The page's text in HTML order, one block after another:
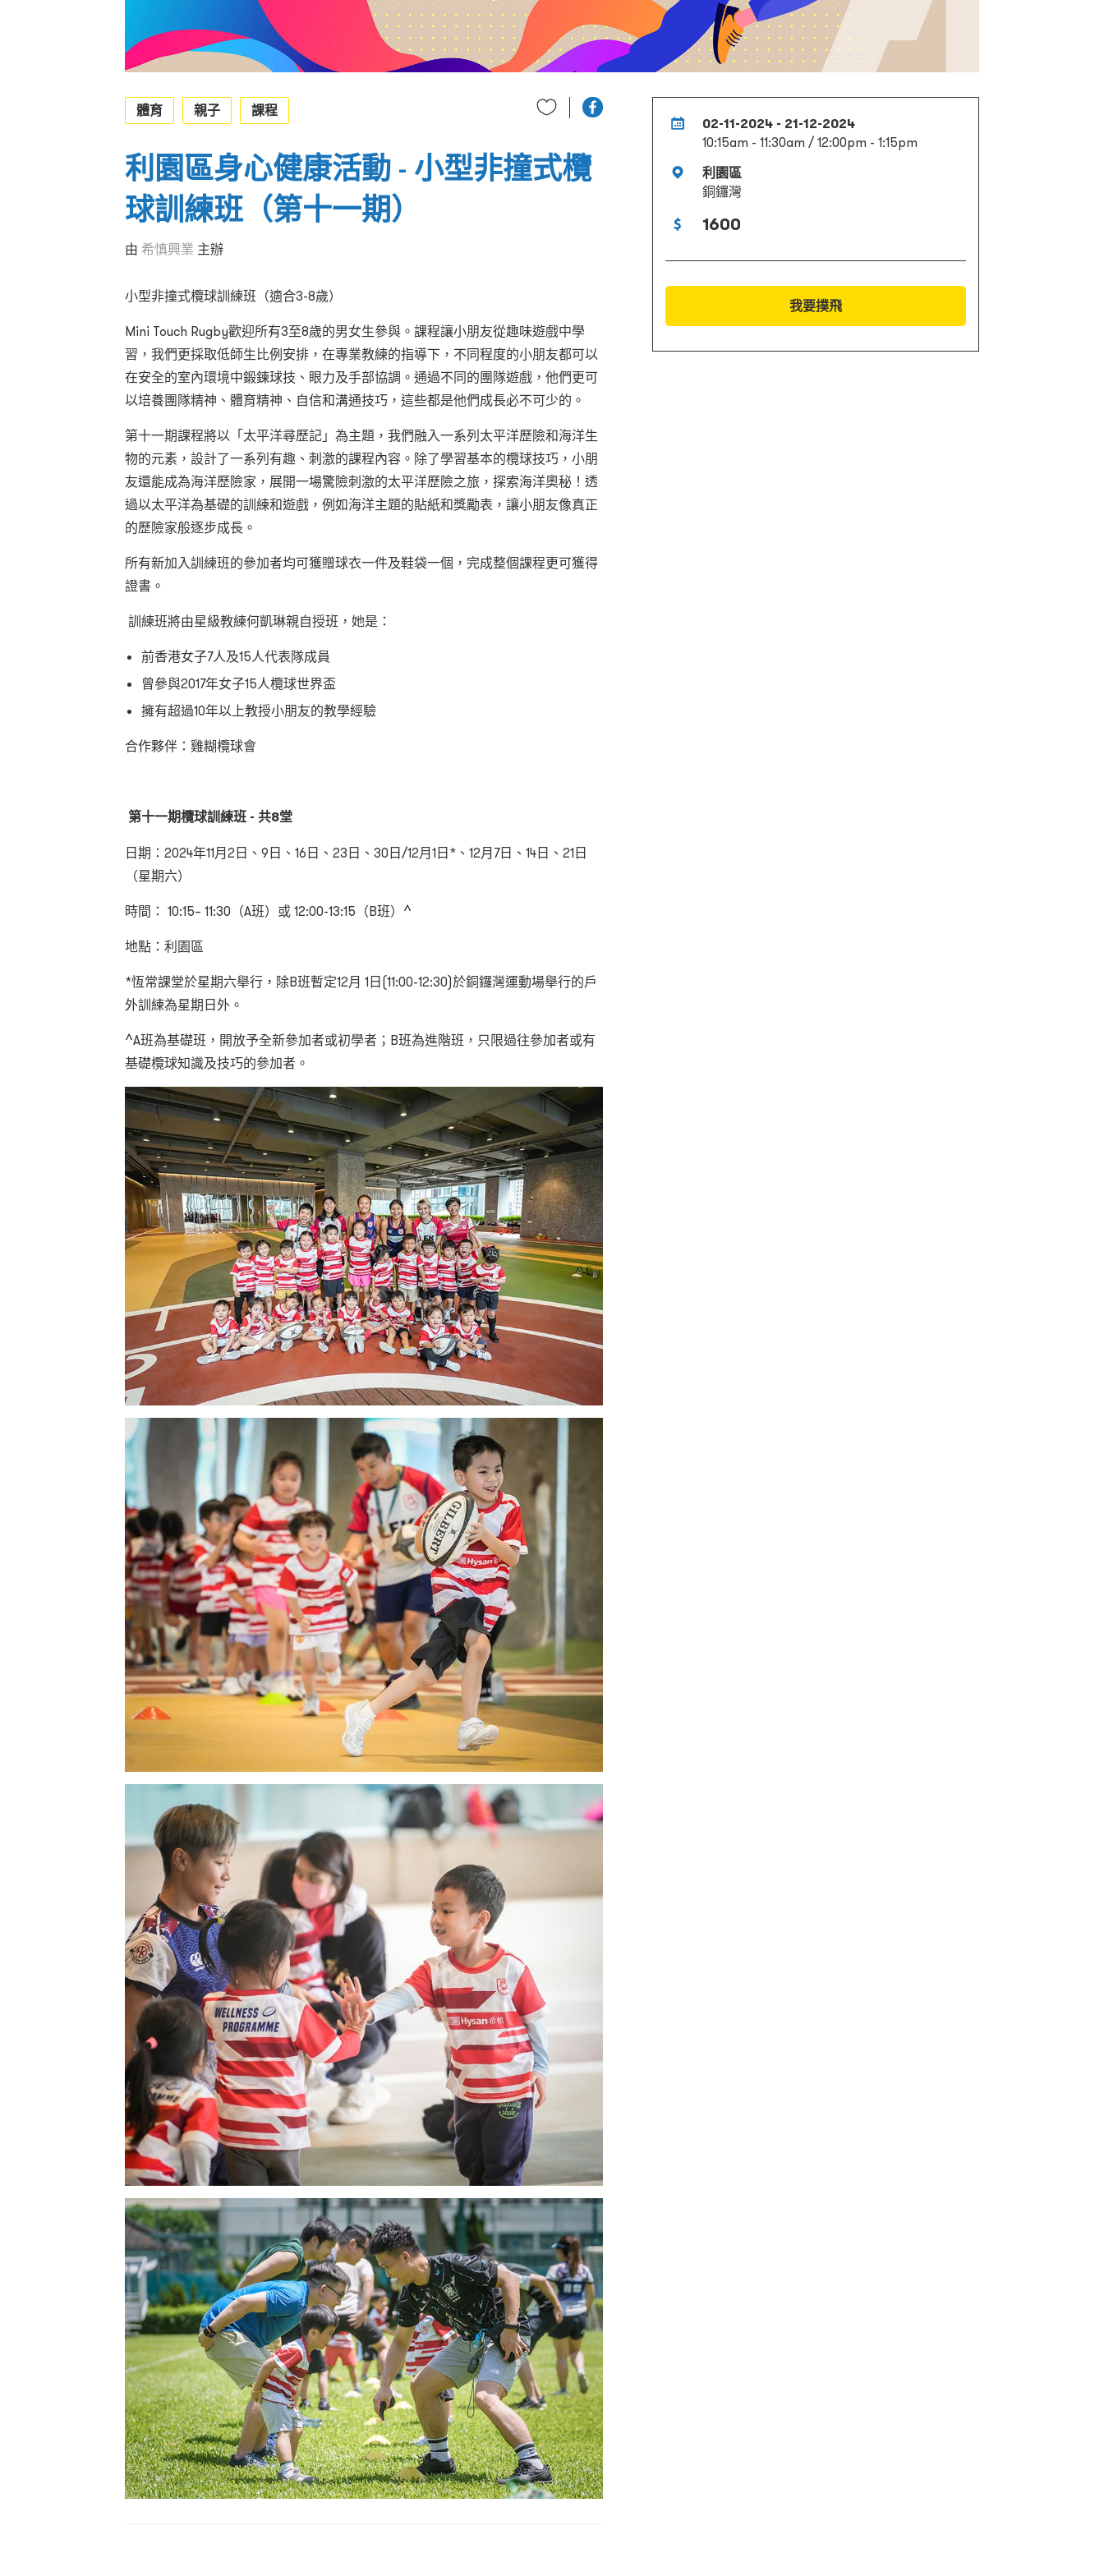
02-11-2024 - 21-12-2024
10:15am - 11:30am / 12:00pm - 1:15pm
利園區
銅鑼灣
1600
我要撲飛
體育 親子 課程
利園區身心健康活動 - 小型非撞式欖
球訓練班（第十一期）
由 希慎興業 主辦
小型非撞式欖球訓練班（適合3-8歲）
Mini Touch Rugby歡迎所有3至8歲的男女生參與。 課程讓小朋友從趣味遊戲中學
習 ，我們更採取低師生比例安排，在專業教練的指導下，不同程度的小朋友都可以
在安全的室內環境中鍛鍊球技、眼力及手部協調。通過不同的團隊遊戲，他們更可
以培養團隊精神、體育精神、自信和溝通技巧，這些都是他們成長必不可少的。
第十一期課程將以「太平洋尋歷記」為主題，我們融入一系列太平洋歷險和海洋生
物的元素，設計了一系列有趣、刺激的課程內容。除了學習基本的欖球技巧，小朋
友還能成為海洋歷險家，展開一場驚險刺激的太平洋歷險之旅，探索海洋奧秘！透
過以太平洋為基礎的訓練和遊戲，例如海洋主題的貼紙和獎勵表，讓小朋友像真正
的歷險家般逐步成長。
所有新加入訓練班的參加者均可獲贈球衣一件及鞋袋一個，完成整個課程更可獲得
證書。
訓練班將由星級教練何凱琳親自授班，她是：
前香港女子7人及15人代表隊成員
曾參與2017年女子15人欖球世界盃
擁有超過10年以上教授小朋友的教學經驗
合作夥伴：雞糊欖球會
第十一期欖球訓練班 - 共8堂
日期： 2024年11月 2 日、 9 日、 16 日、 23 日、30日/12月1日* 、 12月 7日、 14 日、21日
（星期六）
時間： 10:15– 11:30（A班）或 12:00-13:15（B班）^
地點：利園區
*恆常課堂於星期六舉行，除B班暫定12月 1 日(11:00-12:30)於銅鑼灣運動場舉行的戶
外訓練為星期日外。
^A班為基礎班，開放予全新參加者或初學者；B班為進階班，只限過往參加者或有
基礎欖球知識及技巧的參加者。